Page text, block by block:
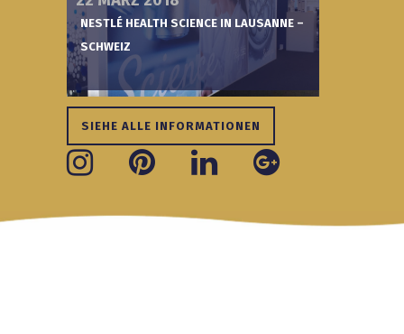
NESTLÉ HEALTH SCIENCE IN LAUSANNE –
SCHWEIZ
SIEHE ALLE INFORMATIONEN